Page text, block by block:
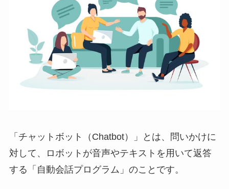
「チャットボット（Chatbot）」とは、問いかけに
対して、ロボットが音声やテキストを用いて返答
する「自動会話プログラム」のことです。